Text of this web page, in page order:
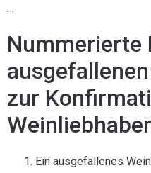
…
Nummerierte
zur
Weinliebhaber
Ein ausgefallenes